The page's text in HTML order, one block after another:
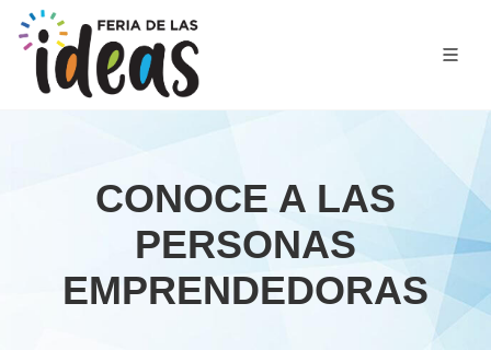
CONOCE A LAS
PERSONAS
EMPRENDEDORAS